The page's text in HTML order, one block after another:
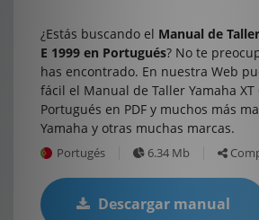
¿Estás buscando el Manual de
E 1999 en Portugués? No te
has encontrado. En nuestra Web
fácil el Manual de Taller Yamaha XT
Portugués en PDF y muchos más
Yamaha y otras muchas marcas.
Portugés 6.34 Mb
Descargar manual